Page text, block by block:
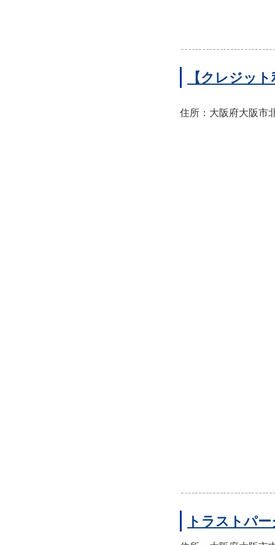
【クレジッ
住所：大阪府大阪市
トラストパ